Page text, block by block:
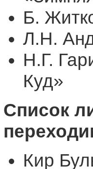
Б.
Л.Н.
Н.Г.
Куд»
Список
Кир